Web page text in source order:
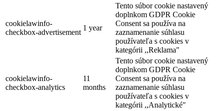
cookielawinfo-
checkbox-advertisement
1 year
Tento súbor cookie nastavený
doplnkom GDPR Cookie
Consent sa používa na
zaznamenanie súhlasu
používateľa s cookies v
kategórii ,,Reklama"
cookielawinfo-
checkbox-analytics
11
months
Tento súbor cookie nastavený
doplnkom GDPR Cookie
Consent sa používa na
zaznamenanie súhlasu
používateľa s cookies v
kategórii ,,Analytické"